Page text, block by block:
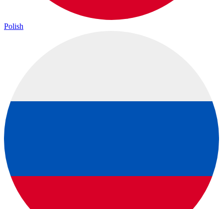
Polish